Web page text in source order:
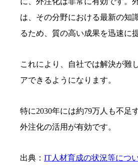
は、その分野における最新の知
るため、質の高い成果を迅速に
これにより、自社では解決が難
アできるようになります。
特に2030年には約79万人も不足
外注化の活用が有効です。
出典： IT人材育成の状況等につ